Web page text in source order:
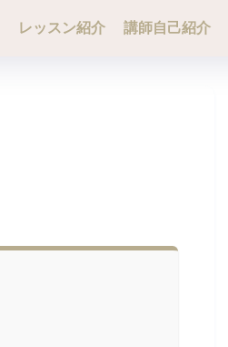
レッスン紹介 講師自己紹介